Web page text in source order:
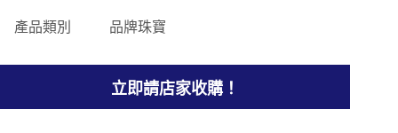
產品類別 品牌珠寶
立即請店家收購！